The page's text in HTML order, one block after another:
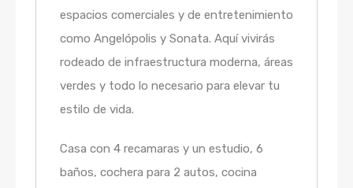
espacios comerciales y de entretenimiento
como Angelópolis y Sonata. Aquí vivirás
rodeado de infraestructura moderna, áreas
verdes y todo lo necesario para elevar tu
estilo de vida.
Casa con 4 recamaras y un estudio, 6
baños, cochera para 2 autos, cocina